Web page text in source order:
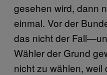
gesehen wird, dann
einmal. Vor der
das nicht der
Wähler der Grund
nicht zu wählen, weil